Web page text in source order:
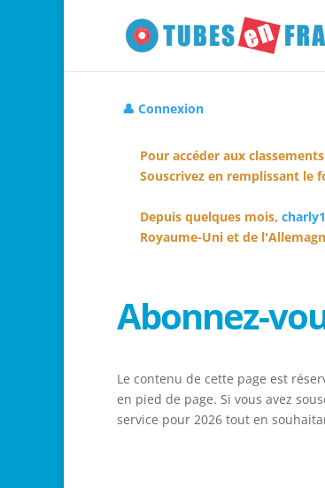
👤 Connexion
Pour accéder aux
Souscrivez en remplissant le
Depuis quelques mois,
Royaume-Uni et de
Abonnez-
Le contenu de cette page est
en pied de page. Si vous avez
service pour 2026 tout en